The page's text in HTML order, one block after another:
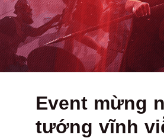
Event mừng
tướng vĩnh